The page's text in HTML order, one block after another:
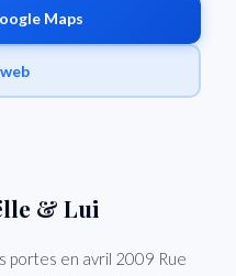
Maps
& Lui
portes en avril 2009 Rue